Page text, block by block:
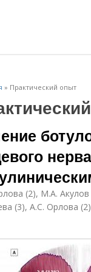
» Практический опыт
(2), М.А.
(3), А.С. Орлова (2)